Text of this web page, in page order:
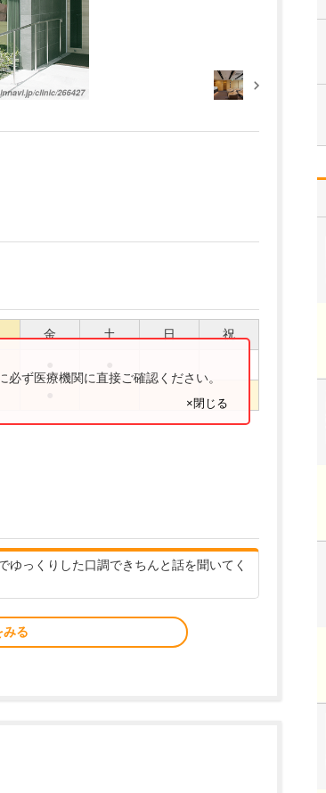
金 土 日 祝
ず医療機関に直接ご確認ください。
×閉じる
っくりした口調できちんと話を聞いてく
みる